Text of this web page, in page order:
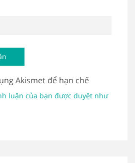
Akismet để hạn chế
luận của bạn được duyệt như